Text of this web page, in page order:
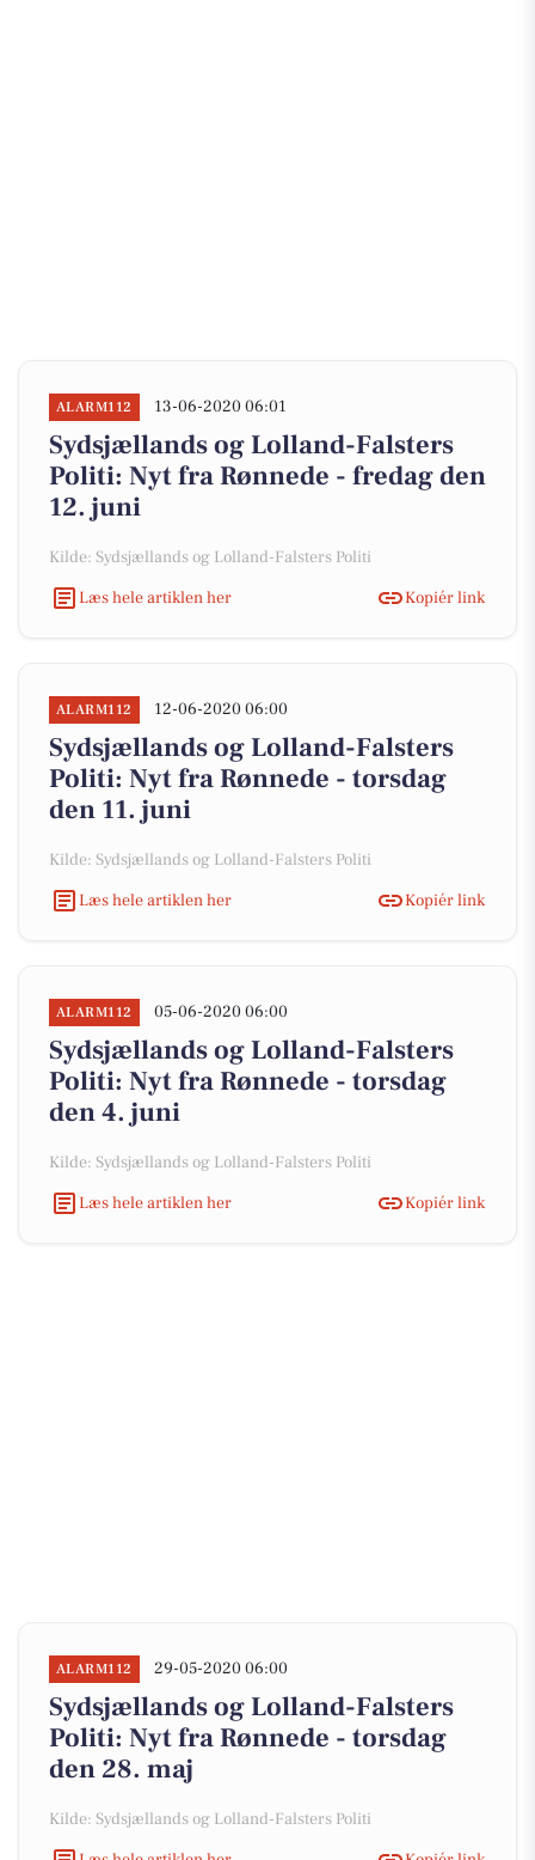
ALARM112 13-06-2020 06:01
Sydsjællands og Lolland-Falsters
Politi: Nyt fra Rønnede - fredag den
12. juni
Kilde: Sydsjællands og Lolland-Falsters Politi
Læs hele artiklen her
Kopiér link
ALARM112 12-06-2020 06:00
Sydsjællands og Lolland-Falsters
Politi: Nyt fra Rønnede - torsdag
den 11. juni
Kilde: Sydsjællands og Lolland-Falsters Politi
Læs hele artiklen her
Kopiér link
ALARM112 05-06-2020 06:00
Sydsjællands og Lolland-Falsters
Politi: Nyt fra Rønnede - torsdag
den 4. juni
Kilde: Sydsjællands og Lolland-Falsters Politi
Læs hele artiklen her
Kopiér link
ALARM112 29-05-2020 06:00
Sydsjællands og Lolland-Falsters
Politi: Nyt fra Rønnede - torsdag
den 28. maj
Kilde: Sydsjællands og Lolland-Falsters Politi